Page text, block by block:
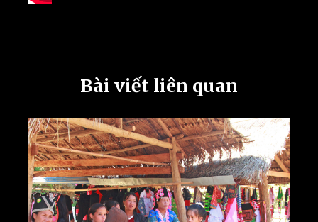
Bài viết liên quan